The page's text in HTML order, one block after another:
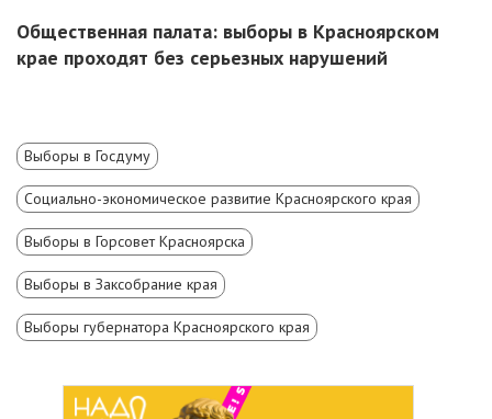
Общественная палата: выборы в Красноярском
крае проходят без серьезных нарушений
Выборы в Госдуму
Социально-экономическое развитие Красноярского края
Выборы в Горсовет Красноярска
Выборы в Заксобрание края
Выборы губернатора Красноярского края